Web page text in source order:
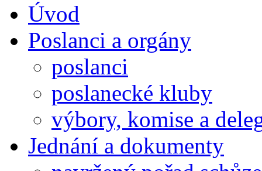
Úvod
Poslanci a orgány
poslanci
poslanecké kluby
výbory, komise a
Jednání a dokumenty